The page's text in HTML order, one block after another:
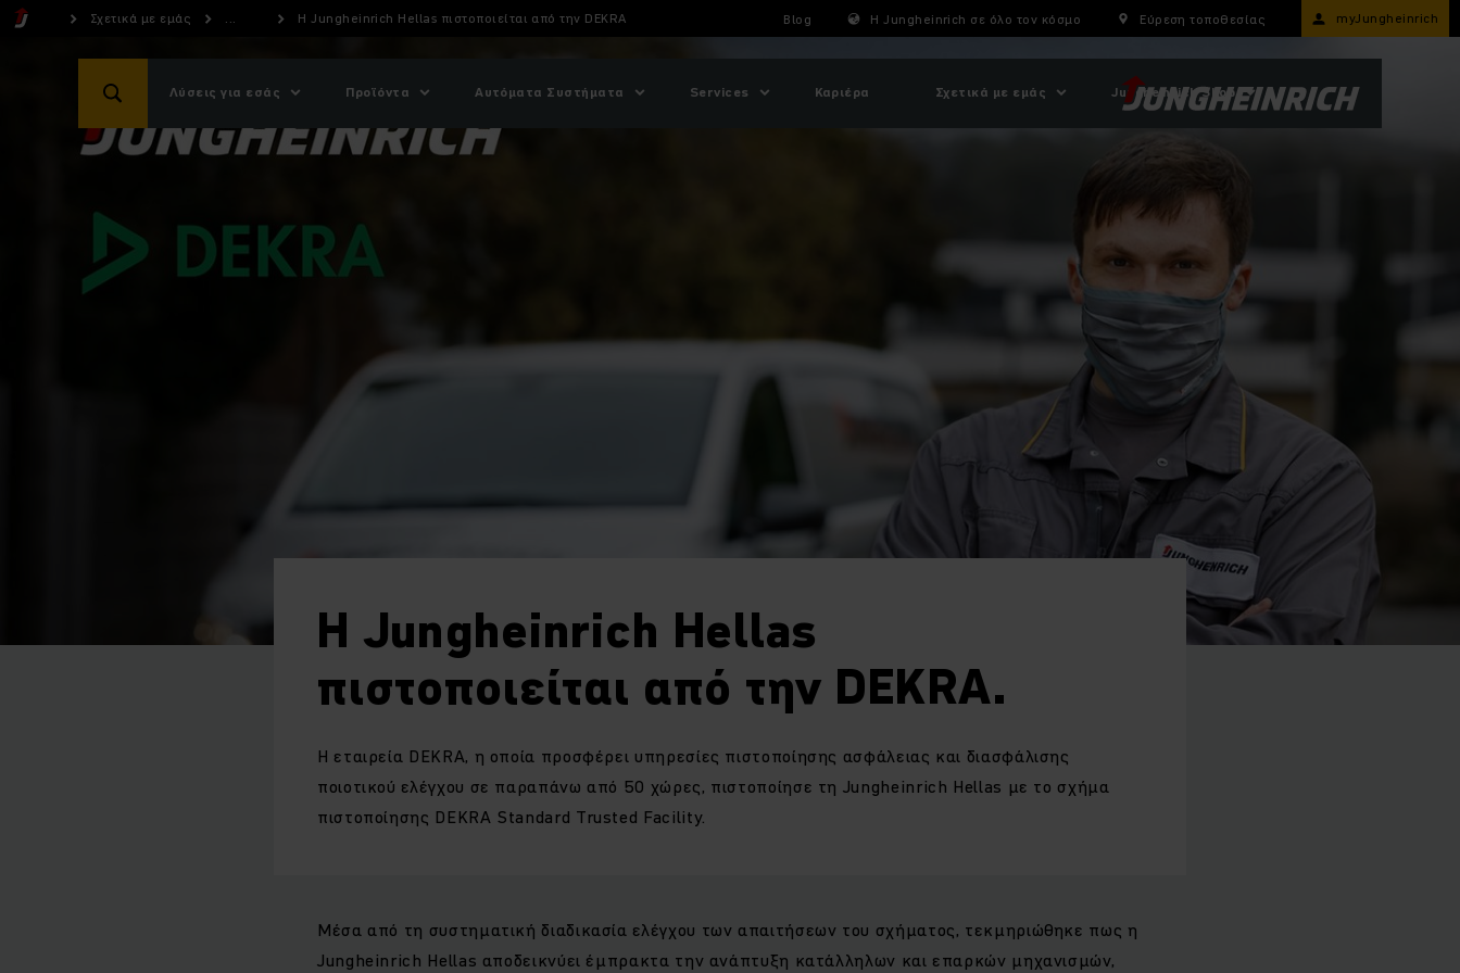
Σχετικά με εμάς ... H Jungheinrich Hellas πιστοποιείται από την DEKRA Blog Η Jungheinrich σε όλο τον κόσμο Εύρεση τοποθεσίας myJungheinrich
Λύσεις για εσάς Προϊόντα Αυτόματα Συστήματα Services Καριέρα Σχετικά με εμάς Jungheinrich Shop
H Jungheinrich Hellas
πιστοποιείται από την DEKRA.
Η εταιρεία DEKRA, η οποία προσφέρει υπηρεσίες πιστοποίησης ασφάλειας και διασφάλισης
ποιοτικού ελέγχου σε παραπάνω από 50 χώρες, πιστοποίησε τη Jungheinrich Hellas με το σχήμα
πιστοποίησης DEKRA Standard Trusted Facility.
Μέσα από τη συστηματική διαδικασία ελέγχου των απαιτήσεων του σχήματος, τεκμηριώθηκε πως η
Jungheinrich Hellas αποδεικνύει έμπρακτα την ανάπτυξη κατάλληλων και επαρκών μηχανισμών,